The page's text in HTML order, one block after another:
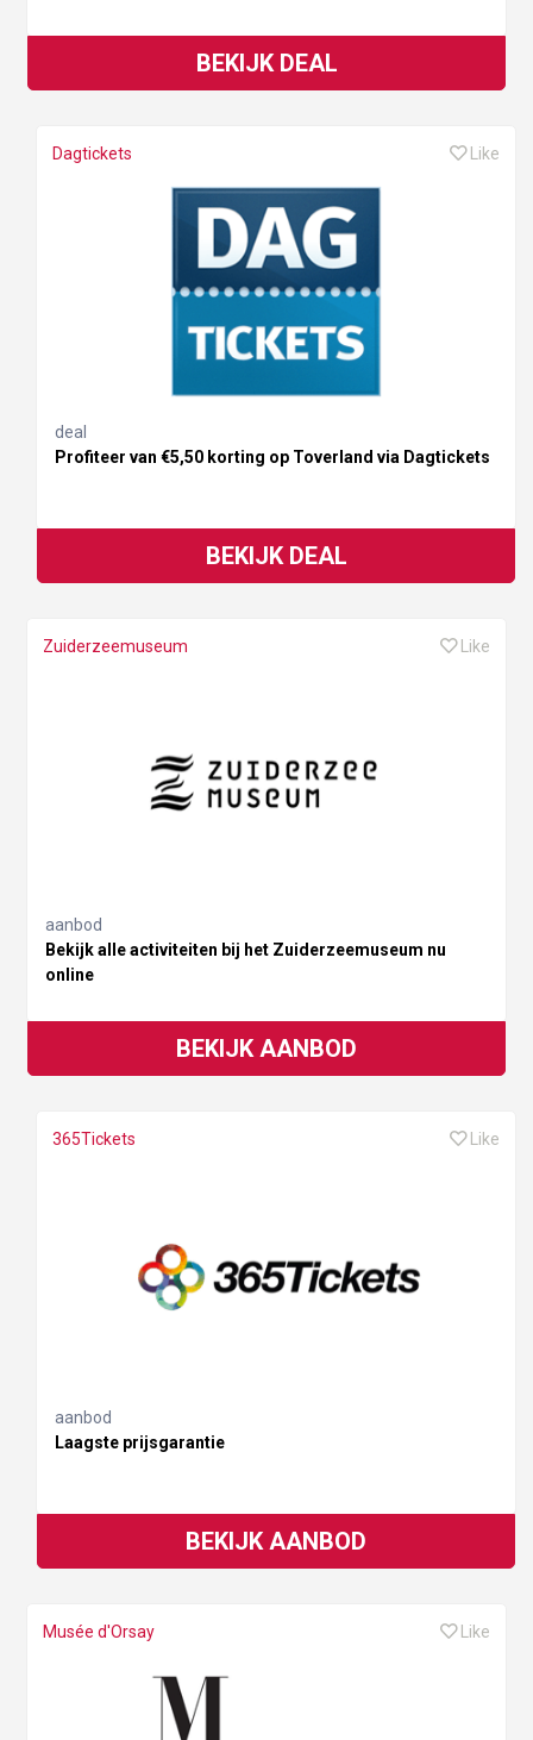
BEKIJK DEAL
Dagtickets Like
deal
Profiteer van €5,50 korting op Toverland via Dagtickets
BEKIJK DEAL
Zuiderzeemuseum Like
aanbod
Bekijk alle activiteiten bij het Zuiderzeemuseum nu
online
BEKIJK AANBOD
365Tickets Like
aanbod
Laagste prijsgarantie
BEKIJK AANBOD
Musée d'Orsay Like